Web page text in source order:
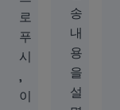
로
푸
시
,
이
송
내
용
을
설